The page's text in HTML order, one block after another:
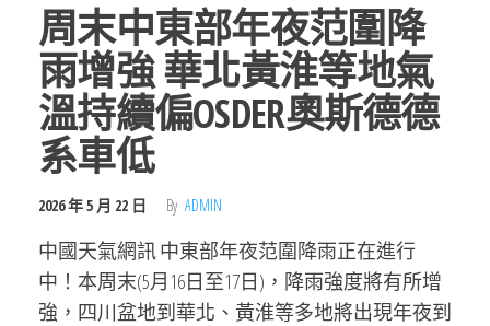
周末中東部年夜范圍降
雨增強 華北黃淮等地氣
溫持續偏OSDER奧斯德德
系車低
2026 年 5 月 22 日 By ADMIN
中國天氣網訊 中東部年夜范圍降雨正在進行
中！本周末(5月16日至17日)，降雨強度將有所增
強，四川盆地到華北、黃淮等多地將出現年夜到